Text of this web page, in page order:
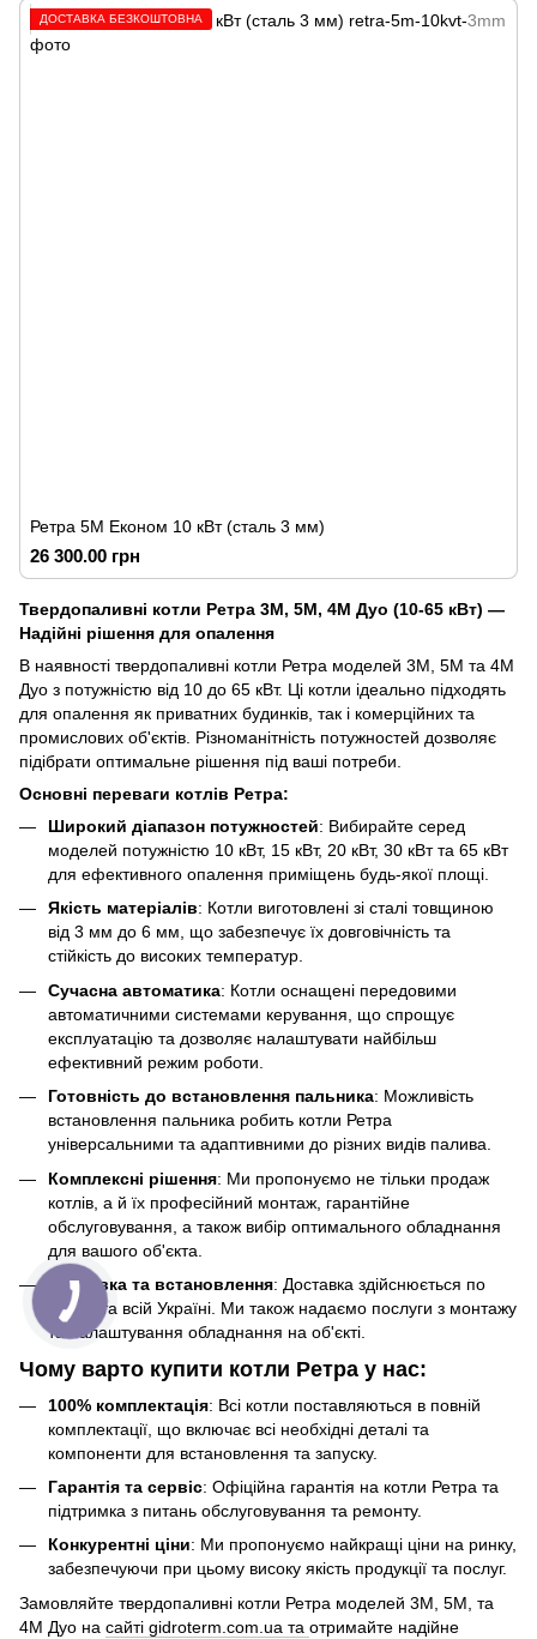
ДОСТАВКА БЕЗКОШТОВНА
Ретра 5М Економ 10 кВт (сталь 3 мм)
26 300.00 грн
Твердопаливні котли Ретра 3М, 5М, 4М Дуо (10-65 кВт) —
Надійні рішення для опалення
В наявності твердопаливні котли Ретра моделей 3М, 5М та 4М
Дуо з потужністю від 10 до 65 кВт. Ці котли ідеально підходять
для опалення як приватних будинків, так і комерційних та
промислових об'єктів. Різноманітність потужностей дозволяє
підібрати оптимальне рішення під ваші потреби.
Основні переваги котлів Ретра:
Широкий діапазон потужностей: Вибирайте серед
моделей потужністю 10 кВт, 15 кВт, 20 кВт, 30 кВт та 65 кВт
для ефективного опалення приміщень будь-якої площі.
Якість матеріалів: Котли виготовлені зі сталі товщиною
від 3 мм до 6 мм, що забезпечує їх довговічність та
стійкість до високих температур.
Сучасна автоматика: Котли оснащені передовими
автоматичними системами керування, що спрощує
експлуатацію та дозволяє налаштувати найбільш
ефективний режим роботи.
Готовність до встановлення пальника: Можливість
встановлення пальника робить котли Ретра
універсальними та адаптивними до різних видів палива.
Комплексні рішення: Ми пропонуємо не тільки продаж
котлів, а й їх професійний монтаж, гарантійне
обслуговування, а також вибір оптимального обладнання
для вашого об'єкта.
Доставка та встановлення: Доставка здійснюється по
Одесі
та всій Україні. Ми також надаємо послуги з монтажу
та налаштування обладнання на об'єкті.
Чому варто купити котли Ретра у нас:
100% комплектація: Всі котли поставляються в повній
комплектації, що включає всі необхідні деталі та
компоненти для встановлення та запуску.
Гарантія та сервіс: Офіційна гарантія на котли Ретра та
підтримка з питань обслуговування та ремонту.
Конкурентні ціни: Ми пропонуємо найкращі ціни на ринку,
забезпечуючи при цьому високу якість продукції та послуг.
Замовляйте твердопаливні котли Ретра моделей 3М, 5М, та
4М Дуо на сайті gidroterm.com.ua та отримайте надійне